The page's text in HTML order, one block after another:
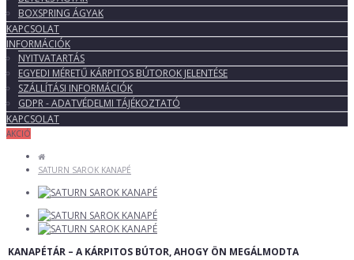
BOXSPRING ÁGYAK
KAPCSOLAT
INFORMÁCIÓK
NYITVATARTÁS
EGYEDI MÉRETŰ KÁRPITOS BÚTOROK JELENTÉSE
SZÁLLÍTÁSI INFORMÁCIÓK
GDPR - ADATVÉDELMI TÁJÉKOZTATÓ
KAPCSOLAT
AKCIÓ
SATURN SAROK KANAPÉ
KANAPÉTÁR – A KÁRPITOS BÚTOR, AHOGY ÖN MEGÁLMODTA